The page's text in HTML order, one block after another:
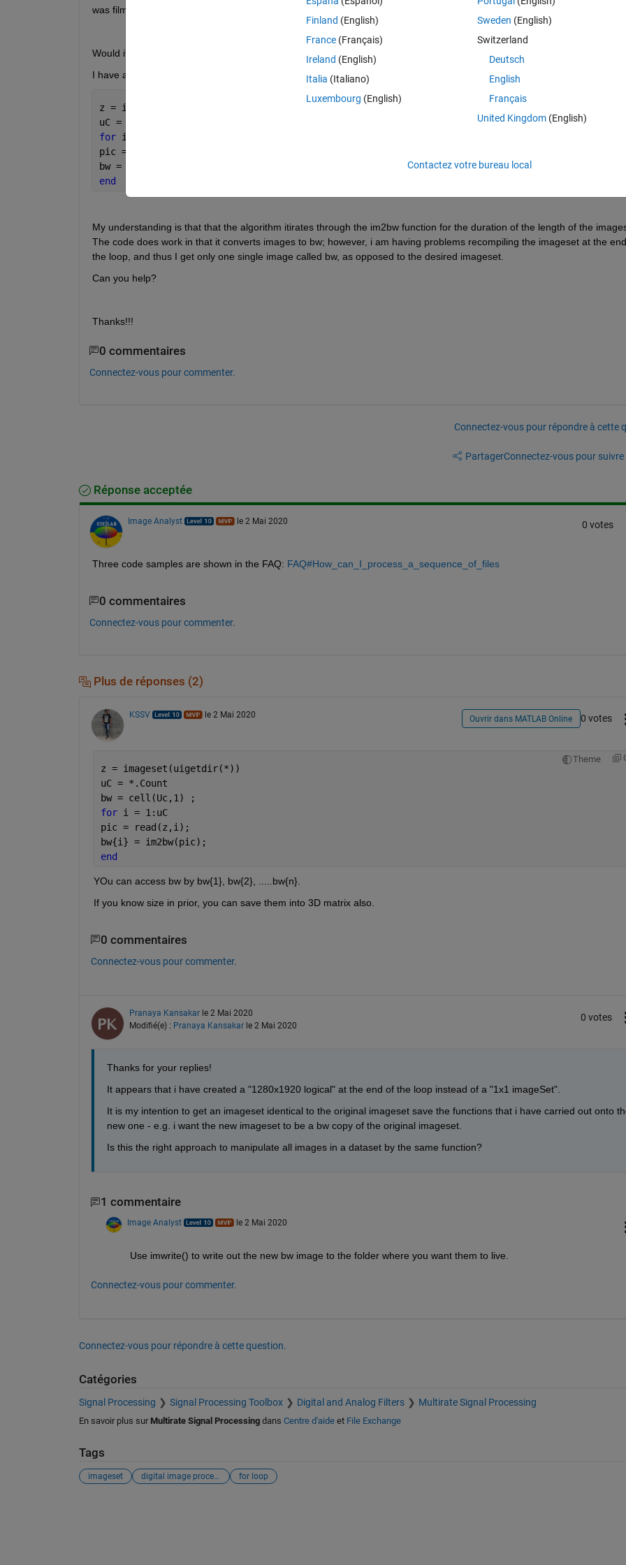
was filmed over a time period and i have split up the frames as individual images.
Would it be possible therefore to apply a function (say im2bw) to all of them?
I have a for loop:
z = imageset(uigetdir(*))
uC = *.Count
for i = 1:uC
pic = read(z,i);
bw = im2bw(pic);
end
My understanding is that that the algorithm itirates through the im2bw function for the duration of the length of the
The code does work in that it converts images to bw; however, i am having problems recompiling the imageset at the
the loop, and thus I get only one single image called bw, as opposed to the desired imageset.
Can you help?
Thanks!!!
0 commentaires
Connectez-vous pour commenter.
Connectez-vous pour répondre à cette
PartagerConnectez-vous pour suivre
Réponse acceptée
Image Analyst le 2 Mai 2020 0 votes
Three code samples are shown in the FAQ: FAQ#How_can_I_process_a_sequence_of_files
0 commentaires
Connectez-vous pour commenter.
Plus de réponses (2)
KSSV le 2 Mai 2020 Ouvrir dans MATLAB Online 0 votes
Theme
z = imageset(uigetdir(*))
uC = *.Count
bw = cell(Uc,1) ;
for i = 1:uC
pic = read(z,i);
bw{i} = im2bw(pic);
end
YOu can access bw by bw{1}, bw{2}, .....bw{n}.
If you know size in prior, you can save them into 3D matrix also.
0 commentaires
Connectez-vous pour commenter.
Pranaya Kansakar le 2 Mai 2020
Modifié(e) : Pranaya Kansakar le 2 Mai 2020
0 votes
Thanks for your replies!
It appears that i have created a "1280x1920 logical" at the end of the loop instead of a "1x1 imageSet".
It is my intention to get an imageset identical to the original imageset save the functions that i have carried out onto
new one - e.g. i want the new imageset to be a bw copy of the original imageset.
Is this the right approach to manipulate all images in a dataset by the same function?
1 commentaire
Image Analyst le 2 Mai 2020
Use imwrite() to write out the new bw image to the folder where you want them to live.
Connectez-vous pour commenter.
Connectez-vous pour répondre à cette question.
Catégories
Signal Processing Signal Processing Toolbox Digital and Analog Filters Multirate Signal Processing
En savoir plus sur Multirate Signal Processingdans Centre d'aideet File Exchange
Tags
imageset digital image processing for loop
Finland (English)
France (Français)
Ireland (English)
Italia (Italiano)
Luxembourg (English)
Sweden (English)
Switzerland
Deutsch
English
Français
United Kingdom(English)
Contactez votre bureau local